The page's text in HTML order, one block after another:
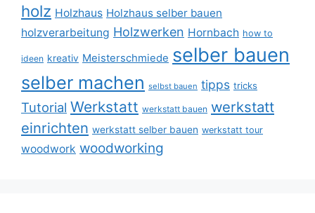
holz Holzhaus Holzhaus selber bauen
holzverarbeitung Holzwerken Hornbach how to
ideen kreativ Meisterschmiede selber bauen
selber machen selbst bauen tipps tricks
Tutorial Werkstatt werkstatt bauen werkstatt
einrichten werkstatt selber bauen werkstatt tour
woodwork woodworking